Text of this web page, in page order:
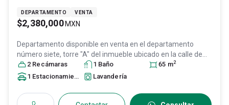
DEPARTAMENTO VENTA
$2,380,000 MXN
Departamento disponible en venta en el departamento
número siete, torre "A" del inmueble ubicado en la calle de
Coahuila número doscient, Col. Cuajimalpa,Cuajimalpa de
Morelos, DF / CDMX , México, C.P. 05000
2 Recámaras 1 Baño 65 m2
1 Estacionamiento Lavandería